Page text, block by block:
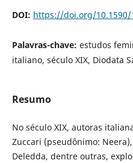
DOI: https://doi.org/10.1590/
Palavras-chave: estudos
italiano, século XIX, Diodata
Resumo
No século XIX, autoras
Zuccari (pseudônimo:
Deledda, dentre outras,